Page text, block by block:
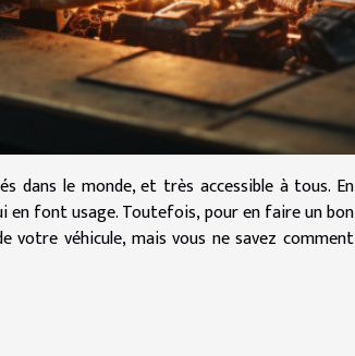
dans le monde, et très accessible à tous. En
en font usage. Toutefois, pour en faire un bon
votre véhicule, mais vous ne savez comment